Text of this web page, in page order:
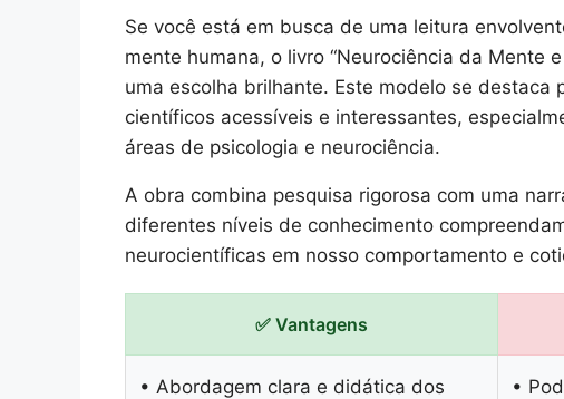
Se você está em busca de uma leitura
mente humana, o livro “Neurociência da Mente
uma escolha brilhante. Este modelo se destaca
científicos acessíveis e interessantes,
áreas de psicologia e neurociência.
A obra combina pesquisa rigorosa com uma
diferentes níveis de conhecimento
neurocientíficas em nosso comportamento e
✅ Vantagens
• Abordagem clara e didática dos
•